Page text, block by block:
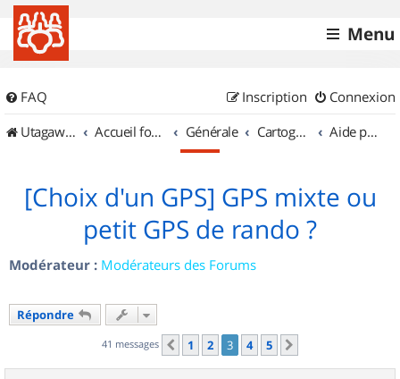
Menu
FAQ Connexion
Inscription
UtagawaVTT (Randos VTT et VTTAE avec traces GPS)
Accueil forum Générale Cartographie et GPS Aide pour l'achat d'un GPS
[Choix d'un GPS] GPS mixte ou
petit GPS de rando ?
Modérateur : Modérateurs des Forums
Répondre
41 messages Précédent
1 2 3 4 5